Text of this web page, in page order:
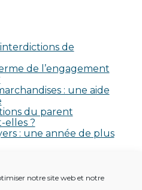
notre site web et notre
de
de l’engagement
: une aide
du parent
?
: une année de plus
afficher.